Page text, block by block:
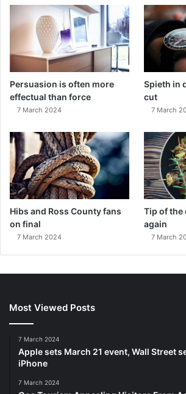
Persuasion is often more
effectual than force
7 March 2024
Spieth in
cut
7 March
Hibs and Ross County fans
on final
7 March 2024
Tip of the
again
7 March
Most Viewed Posts
7 March 2024
Apple sets March 21 event, Wall Street
iPhone
7 March 2024